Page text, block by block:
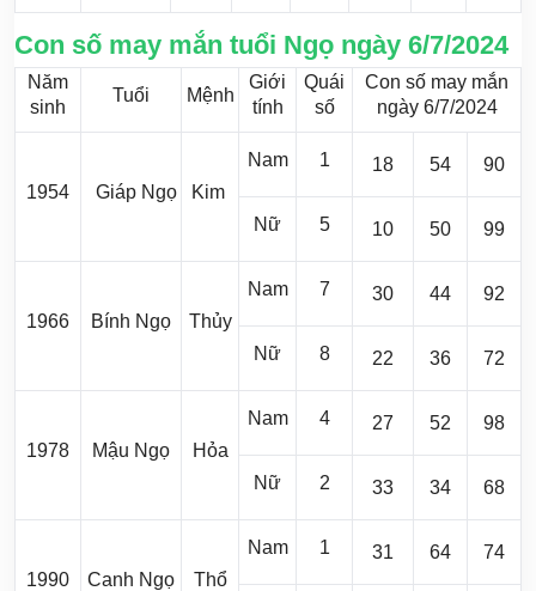
Con số may mắn tuổi Ngọ ngày 6/7/2024
Năm
sinh
Tuổi Mệnh
Giới
tính
Quái
số
Con số may mắn
ngày 6/7/2024
1954 Giáp Ngọ Kim
Nam 1 18 54 90
Nữ 5 10 50 99
1966 Bính Ngọ Thủy
Nam 7 30 44 92
Nữ 8 22 36 72
1978 Mậu Ngọ Hỏa
Nam 4 27 52 98
Nữ 2 33 34 68
1990 Canh Ngọ Thổ
Nam 1 31 64 74